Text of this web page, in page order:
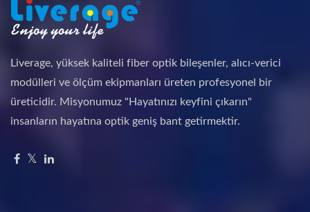
Liverage, yüksek kaliteli fiber optik bileşenler, alıcı-verici
modülleri ve ölçüm ekipmanları üreten profesyonel bir
üreticidir. Misyonumuz "Hayatınızı keyfini çıkarın"
insanların hayatına optik geniş bant getirmektir.